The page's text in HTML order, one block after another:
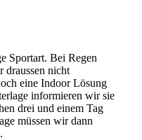
Sportart. Bei Regen
draussen nicht
eine Indoor Lösung
informieren wir sie
drei und einem Tag
müssen wir dann